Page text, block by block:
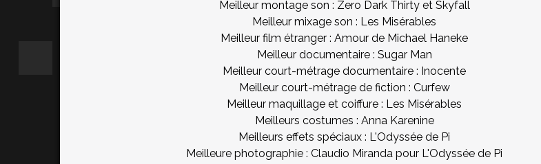
Meilleur montage son : Zero Dark Thirty et Skyfall
Meilleur mixage son : Les Misérables
Meilleur film étranger : Amour de Michael Haneke
Meilleur documentaire : Sugar Man
Meilleur court-métrage documentaire : Inocente
Meilleur court-métrage de fiction : Curfew
Meilleur maquillage et coiffure : Les Misérables
Meilleurs costumes : Anna Karenine
Meilleurs effets spéciaux : L'Odyssée de Pi
Meilleure photographie : Claudio Miranda pour L'Odyssée de Pi